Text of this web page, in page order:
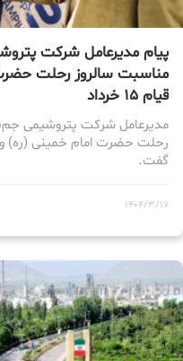
پیام مدیرعامل شرکت
مناسبت سالروز رحلت
قیام ۱۵ خرداد
مدیرعامل شرکت پتروشیمی
گفت.
1404/3/17